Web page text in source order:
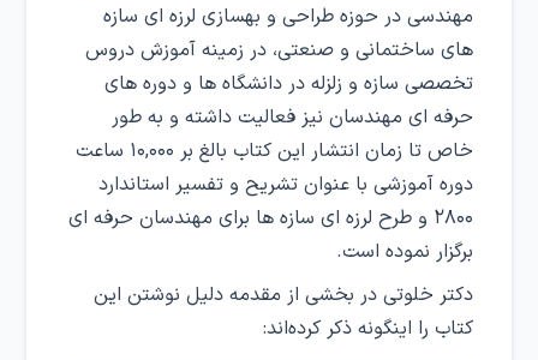
مهندسی در حوزه طراحی و بهسازی لرزه ای سازه
های ساختمانی و صنعتی، در زمینه آموزش دروس
تخصصی سازه و زلزله در دانشگاه ها و دوره های
حرفه ای مهندسان نیز فعالیت داشته و به طور
خاص تا زمان انتشار این کتاب بالغ بر ۱۰,۰۰۰ ساعت
دوره آموزشی با عنوان تشریح و تفسیر استاندارد
۲۸۰۰ و طرح لرزه ای سازه ها برای مهندسان حرفه ای
برگزار نموده است.
دکتر خلوتی در بخشی از مقدمه دلیل نوشتن این
کتاب را اینگونه ذکر کرده‌اند: